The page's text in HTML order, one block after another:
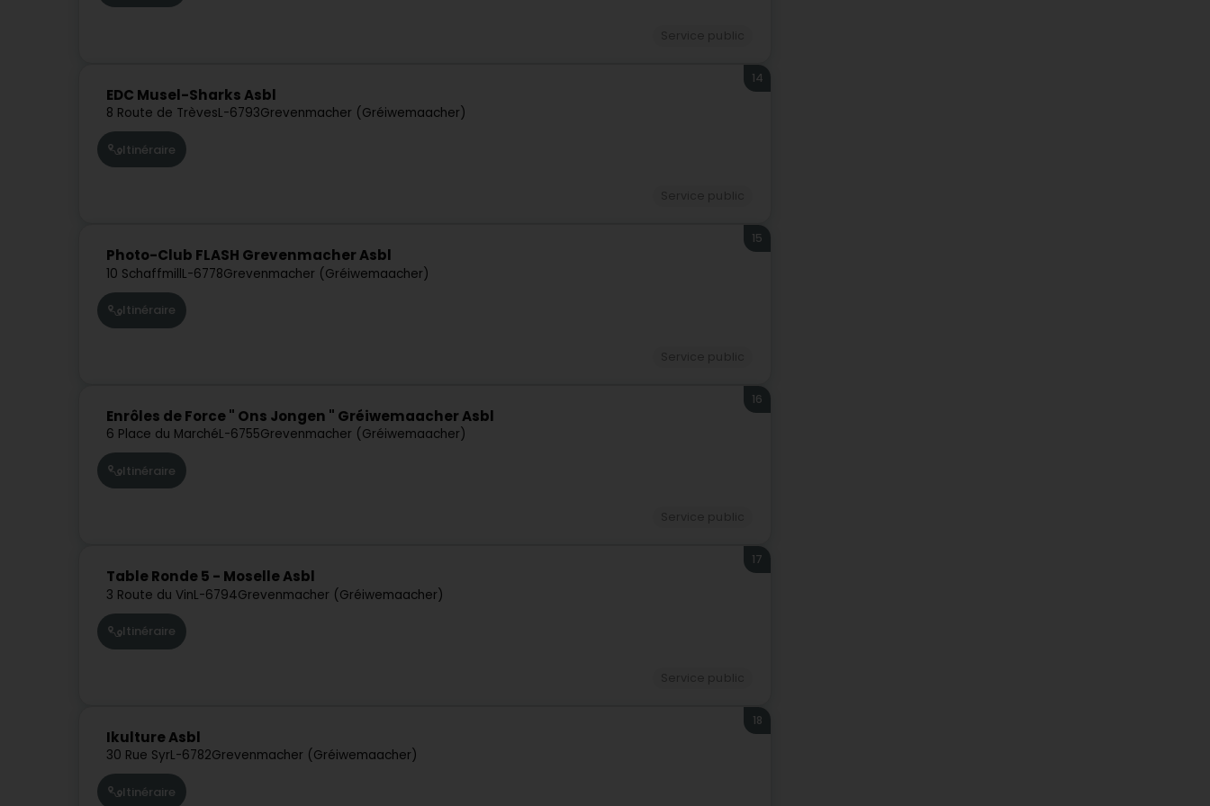
EDC Musel-Sharks Asbl
8 Route de TrèvesL-6793Grevenmacher (Gréiwemaacher)
14
Itinéraire
Photo-Club FLASH Grevenmacher Asbl
10 SchaffmillL-6778Grevenmacher (Gréiwemaacher)
15
Itinéraire
Enrôles de Force " Ons Jongen " Gréiwemaacher Asbl
6 Place du MarchéL-6755Grevenmacher (Gréiwemaacher)
16
Itinéraire
Table Ronde 5 - Moselle Asbl
3 Route du VinL-6794Grevenmacher (Gréiwemaacher)
17
Itinéraire
Ikulture Asbl
30 Rue SyrL-6782Grevenmacher (Gréiwemaacher)
18
Itinéraire